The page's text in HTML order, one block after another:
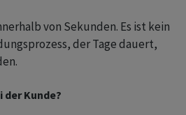
von Sekunden. Es ist kein
der Tage dauert,
Kunde?